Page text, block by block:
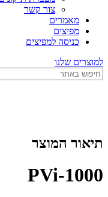
צור קשר
מאמרים
מפיצים
כניסה למפיצים
למוצרים שלנו
תיאור המוצר
PVi-1000